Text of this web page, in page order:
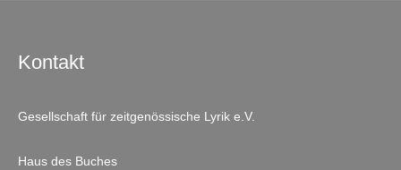
Kontakt
Gesellschaft für zeitgenössische Lyrik e.V.
Haus des Buches